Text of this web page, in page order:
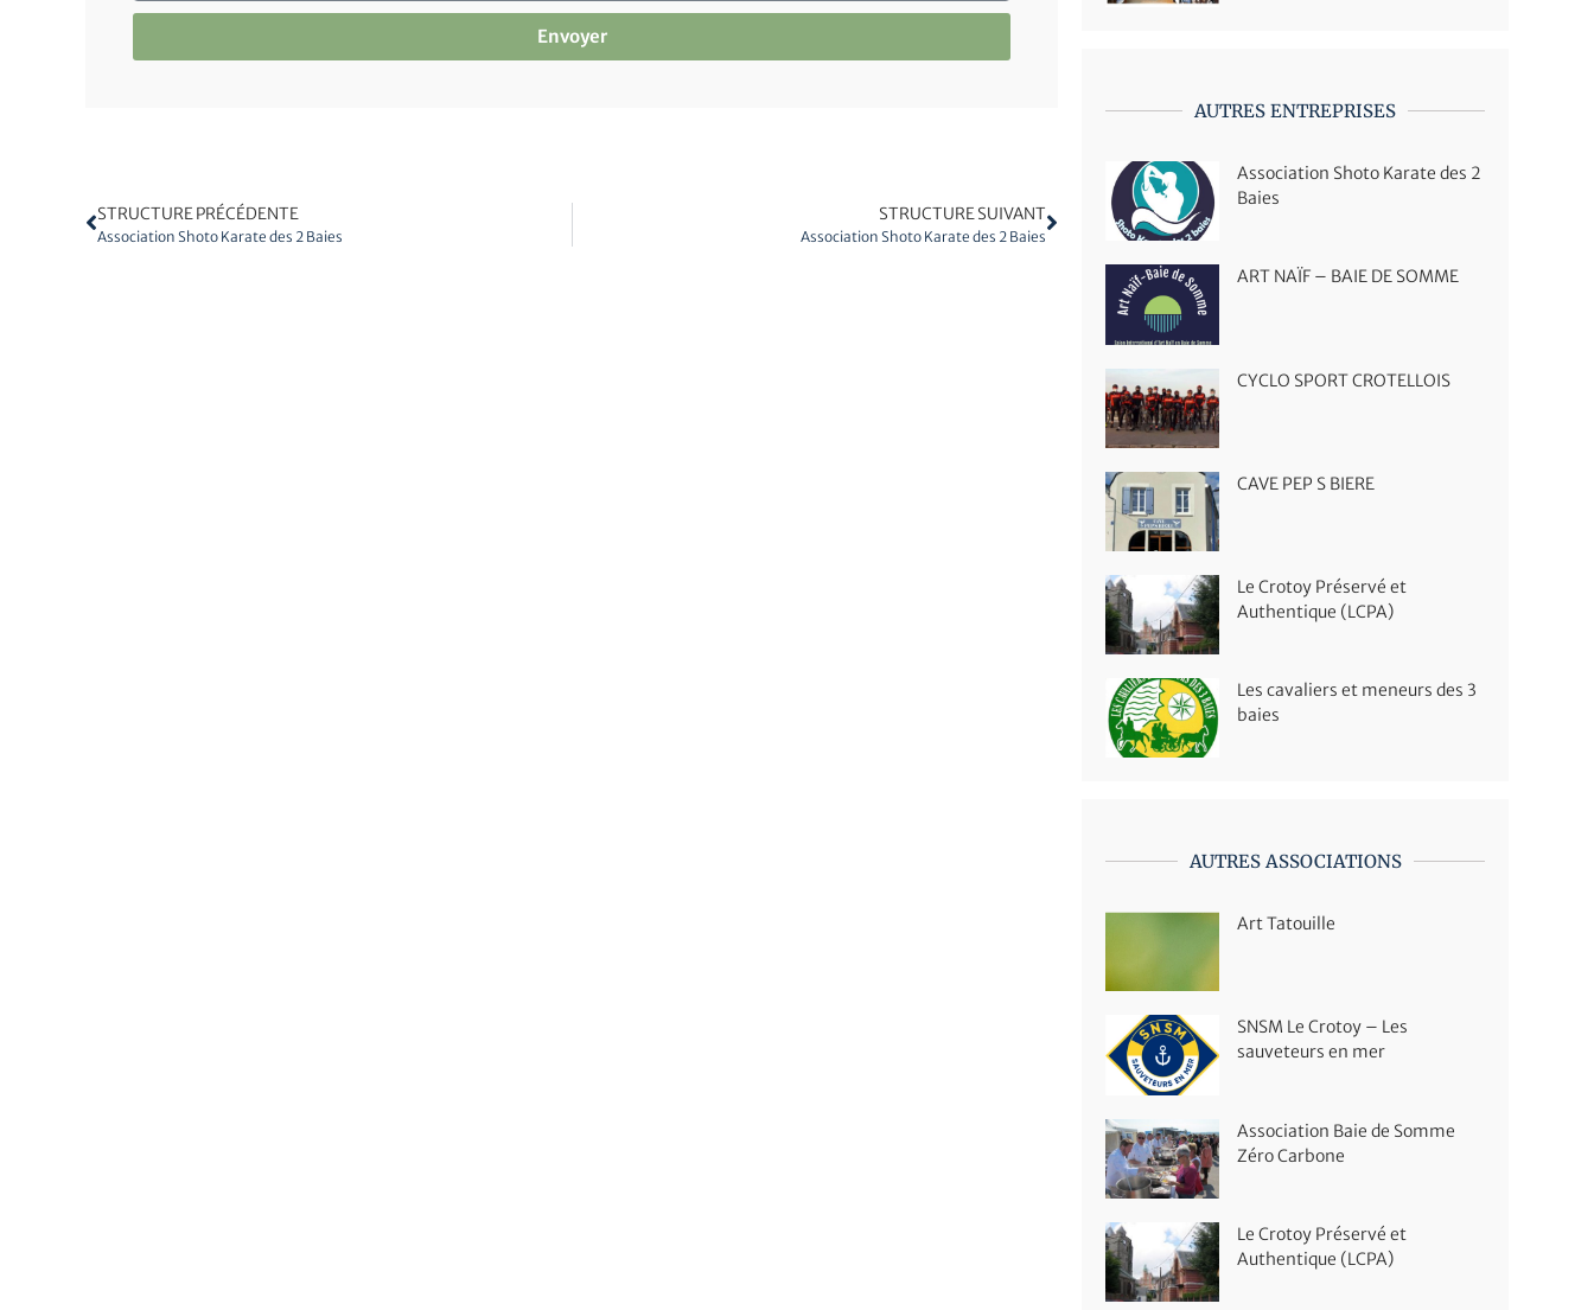
Envoyer
STRUCTURE PRÉCÉDENTE
Association Shoto Karate des 2 Baies
STRUCTURE SUIVANT
Association Shoto Karate des 2 Baies
AUTRES ENTREPRISES
Association Shoto Karate des 2
Baies
ART NAÏF – BAIE DE SOMME
CYCLO SPORT CROTELLOIS
CAVE PEP S BIERE
Le Crotoy Préservé et
Authentique (LCPA)
Les cavaliers et meneurs des 3
baies
AUTRES ASSOCIATIONS
Art Tatouille
SNSM Le Crotoy – Les
sauveteurs en mer
Association Baie de Somme
Zéro Carbone
Le Crotoy Préservé et
Authentique (LCPA)